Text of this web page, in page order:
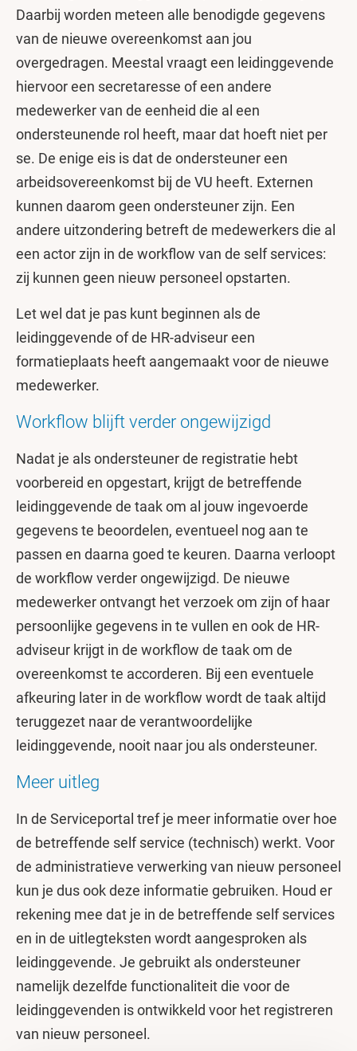
Daarbij worden meteen alle benodigde gegevens
van de nieuwe overeenkomst aan jou
overgedragen. Meestal vraagt een leidinggevende
hiervoor een secretaresse of een andere
medewerker van de eenheid die al een
ondersteunende rol heeft, maar dat hoeft niet per
se. De enige eis is dat de ondersteuner een
arbeidsovereenkomst bij de VU heeft. Externen
kunnen daarom geen ondersteuner zijn. Een
andere uitzondering betreft de medewerkers die al
een actor zijn in de workflow van de self services:
zij kunnen geen nieuw personeel opstarten.
Let wel dat je pas kunt beginnen als de
leidinggevende of de HR-adviseur een
formatieplaats heeft aangemaakt voor de nieuwe
medewerker.
Workflow blijft verder ongewijzigd
Nadat je als ondersteuner de registratie hebt
voorbereid en opgestart, krijgt de betreffende
leidinggevende de taak om al jouw ingevoerde
gegevens te beoordelen, eventueel nog aan te
passen en daarna goed te keuren. Daarna verloopt
de workflow verder ongewijzigd. De nieuwe
medewerker ontvangt het verzoek om zijn of haar
persoonlijke gegevens in te vullen en ook de HR-
adviseur krijgt in de workflow de taak om de
overeenkomst te accorderen. Bij een eventuele
afkeuring later in de workflow wordt de taak altijd
teruggezet naar de verantwoordelijke
leidinggevende, nooit naar jou als ondersteuner.
Meer uitleg
In de Serviceportal tref je meer informatie over hoe
de betreffende self service (technisch) werkt. Voor
de administratieve verwerking van nieuw personeel
kun je dus ook deze informatie gebruiken. Houd er
rekening mee dat je in de betreffende self services
en in de uitlegteksten wordt aangesproken als
leidinggevende. Je gebruikt als ondersteuner
namelijk dezelfde functionaliteit die voor de
leidinggevenden is ontwikkeld voor het registreren
van nieuw personeel.